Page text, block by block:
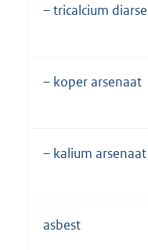
– tricalcium
– koper arsenaat
– kalium arsenaat
asbest